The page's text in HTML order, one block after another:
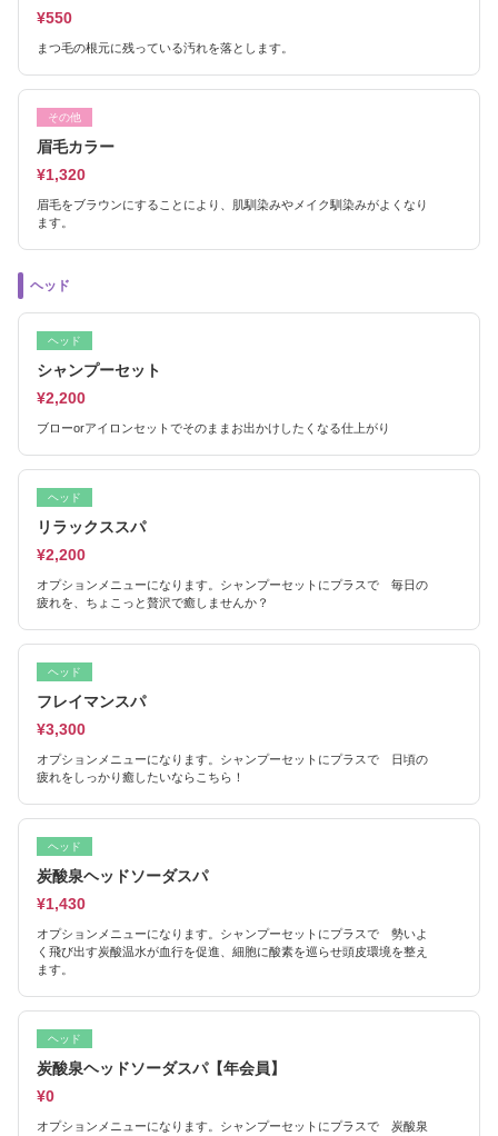
¥550
まつ毛の根元に残っている汚れを落とします。
その他
眉毛カラー
¥1,320
眉毛をブラウンにすることにより、肌馴染みやメイク馴染みがよくなり
ます。
ヘッド
ヘッド
シャンプーセット
¥2,200
ブローorアイロンセットでそのままお出かけしたくなる仕上がり
ヘッド
リラックススパ
¥2,200
オプションメニューになります。シャンプーセットにプラスで 毎日の
疲れを、ちょこっと贅沢で癒しませんか？
ヘッド
フレイマンスパ
¥3,300
オプションメニューになります。シャンプーセットにプラスで 日頃の
疲れをしっかり癒したいならこちら！
ヘッド
炭酸泉ヘッドソーダスパ
¥1,430
オプションメニューになります。シャンプーセットにプラスで 勢いよ
く飛び出す炭酸温水が血行を促進、細胞に酸素を巡らせ頭皮環境を整え
ます。
ヘッド
炭酸泉ヘッドソーダスパ【年会員】
¥0
オプションメニューになります。シャンプーセットにプラスで 炭酸泉